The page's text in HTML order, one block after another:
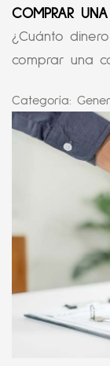
COMPRAR
¿Cuánto
comprar una
Categoría: